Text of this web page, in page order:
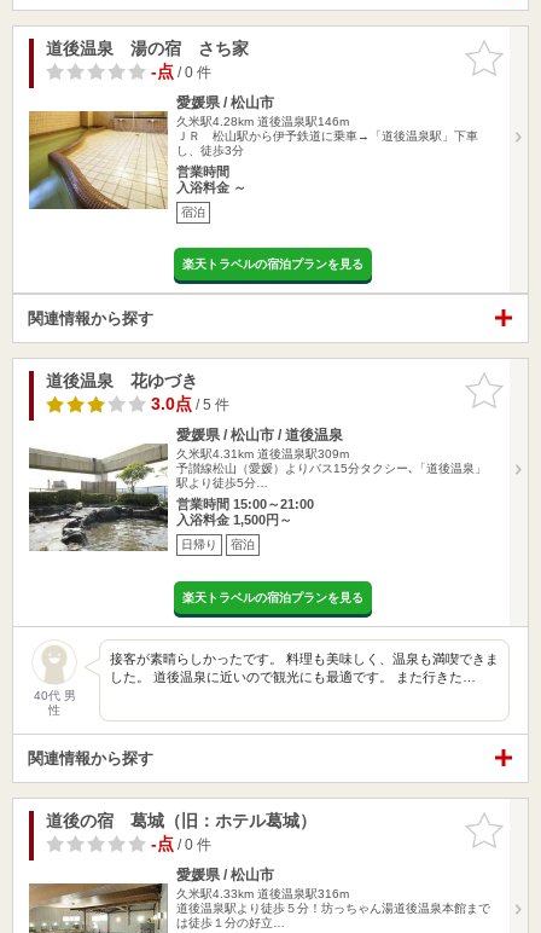
お気に入
りに追加
道後温泉 湯の宿 さち家
-点/ 0 件
愛媛県 / 松山市
久米駅4.28km 道後温泉駅146m
ＪＲ 松山駅から伊予鉄道に乗車→「道後温泉駅」下車
し、徒歩3分
営業時間
入浴料金 ～
宿泊
楽天トラベルの宿泊プランを見る
関連情報から探す
お気に入
りに追加
道後温泉 花ゆづき
3.0点/ 5 件
愛媛県 / 松山市 / 道後温泉
久米駅4.31km 道後温泉駅309m
予讃線松山（愛媛）よりバス15分タクシー､「道後温泉」
駅より徒歩5分…
営業時間 15:00～21:00
入浴料金 1,500円～
日帰り 宿泊
楽天トラベルの宿泊プランを見る
40代 男
性
接客が素晴らしかったです。 料理も美味しく、温泉も満喫できま
した。 道後温泉に近いので観光にも最適です。 また行きた…
関連情報から探す
お気に入
りに追加
道後の宿 葛城（旧：ホテル葛城）
-点/ 0 件
愛媛県 / 松山市
久米駅4.33km 道後温泉駅316m
道後温泉駅より徒歩５分！坊っちゃん湯道後温泉本館まで
は徒歩１分の好立…